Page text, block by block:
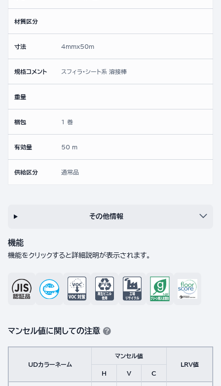
材質区分
寸法 4mmx50ｍ
規格コメント スフィラ・シート系 溶接棒
重量
梱包 1 巻
有効量 50 m
供給区分 通常品
その他情報
機能
機能をクリックすると詳細説明が表示されます。
マンセル値に関しての注意
UDカラーネーム
マンセル値
LRV値
H
V C